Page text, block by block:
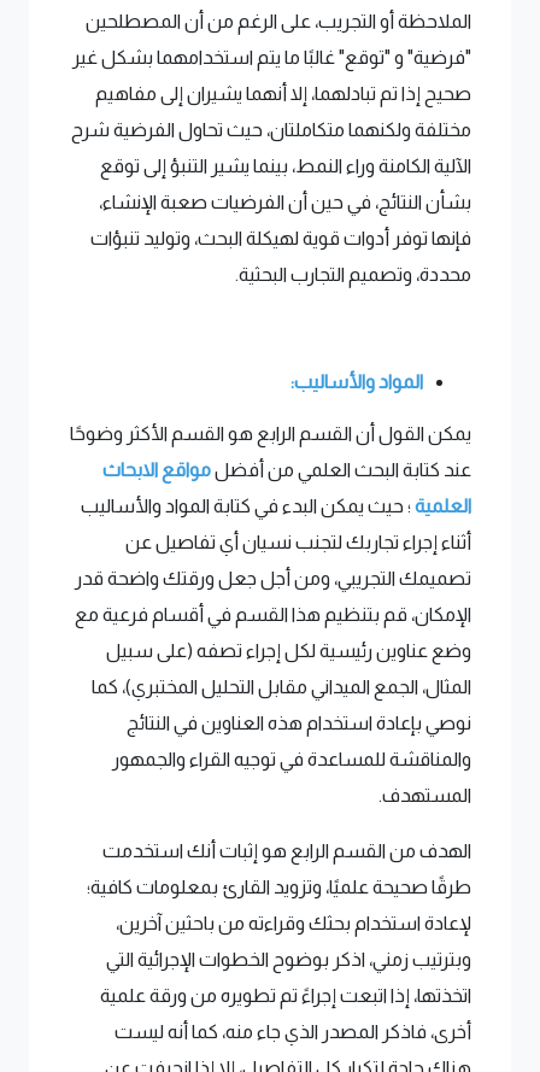
الملاحظة أو التجريب، على الرغم من أن المصطلحين
"فرضية" و "توقع" غالبًا ما يتم استخدامهما بشكل غير
صحيح إذا تم تبادلهما، إلا أنهما يشيران إلى مفاهيم
مختلفة ولكنهما متكاملتان، حيث تحاول الفرضية شرح
الآلية الكامنة وراء النمط، بينما يشير التنبؤ إلى توقع
بشأن النتائج، في حين أن الفرضيات صعبة الإنشاء،
فإنها توفر أدوات قوية لهيكلة البحث، وتوليد تنبؤات
محددة، وتصميم التجارب البحثية.
المواد والأساليب:
يمكن القول أن القسم الرابع هو القسم الأكثر وضوحًا
عند كتابة البحث العلمي من أفضلمواقع الابحاث
العلمية؛ حيث يمكن البدء في كتابة المواد والأساليب
أثناء إجراء تجاربك لتجنب نسيان أي تفاصيل عن
تصميمك التجريبي، ومن أجل جعل ورقتك واضحة قدر
الإمكان، قم بتنظيم هذا القسم في أقسام فرعية مع
وضع عناوين رئيسية لكل إجراء تصفه (على سبيل
المثال، الجمع الميداني مقابل التحليل المختبري)، كما
نوصي بإعادة استخدام هذه العناوين في النتائج
والمناقشة للمساعدة في توجيه القراء والجمهور
المستهدف.
الهدف من القسم الرابع هو إثبات أنك استخدمت
طرقًا صحيحة علميًا، وتزويد القارئ بمعلومات كافية؛
لإعادة استخدام بحثك وقراءته من باحثين آخرين،
وبترتيب زمني، اذكر بوضوح الخطوات الإجرائية التي
اتخذتها، إذا اتبعت إجراءً تم تطويره من ورقة علمية
أخرى، فاذكر المصدر الذي جاء منه، كما أنه ليست